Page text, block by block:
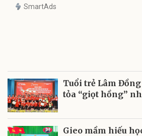
SmartAds
Tuổi trẻ Lâm
tỏa “giọt hồng”
Gieo mầm hiếu